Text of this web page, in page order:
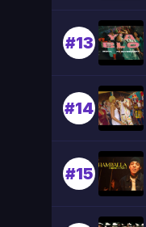
#13
#14
#15